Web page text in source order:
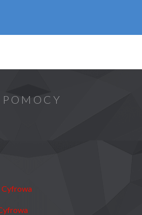
Cyfrowa